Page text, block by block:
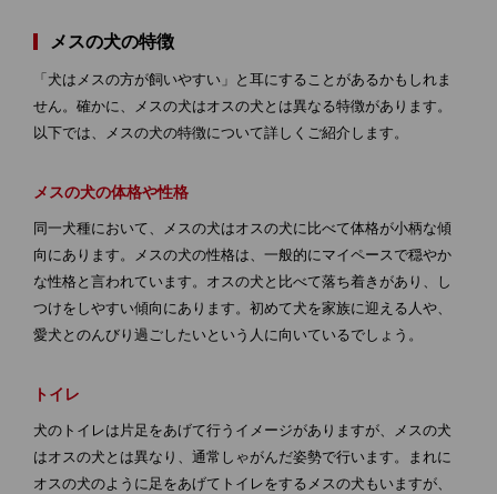
メスの犬の特徴
「犬はメスの方が飼いやすい」と耳にすることがあるかもしれま
せん。確かに、メスの犬はオスの犬とは異なる特徴があります。
以下では、メスの犬の特徴について詳しくご紹介します。
メスの犬の体格や性格
同一犬種において、メスの犬はオスの犬に比べて体格が小柄な傾
向にあります。メスの犬の性格は、一般的にマイペースで穏やか
な性格と言われています。オスの犬と比べて落ち着きがあり、し
つけをしやすい傾向にあります。初めて犬を家族に迎える人や、
愛犬とのんびり過ごしたいという人に向いているでしょう。
トイレ
犬のトイレは片足をあげて行うイメージがありますが、メスの犬
はオスの犬とは異なり、通常しゃがんだ姿勢で行います。まれに
オスの犬のように足をあげてトイレをするメスの犬もいますが、